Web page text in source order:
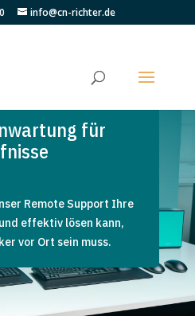
info@cn-richter.de
für
Remote Support Ihre
effektiv lösen kann,
vor Ort sein muss.